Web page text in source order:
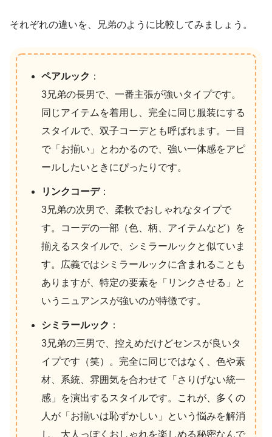
それぞれの違いを、兄弟のように比較してみましょう。
ペアルック ：
3兄弟の長男で、一番主張が強いタイプです。
同じアイテムを着用し、完全に同じ服装にする
スタイルで、双子コーデとも呼ばれます。一目
で「お揃い」とわかるので、強い一体感をアピ
ールしたいときにぴったりです。
リンクコーデ：
3兄弟の次男で、柔軟でおしゃれなタイプで
す。コーデの一部（色、柄、アイテムなど）を
揃えるスタイルで、シミラールックと似ていま
す。広義ではシミラールックに含まれることも
ありますが、特定の要素を「リンクさせる」と
いうニュアンスが強いのが特徴です。
シミラールック ：
3兄弟の三男で、控えめだけどセンスが良いタ
イプです（笑）。完全に同じではなく、色や素
材、系統、雰囲気を合わせて「さりげない統一
感」を演出するスタイルです。これが、多くの
人が「お揃いは恥ずかしい」という悩みを解消
し、大人っぽくおしゃれを楽しめる秘密なんで